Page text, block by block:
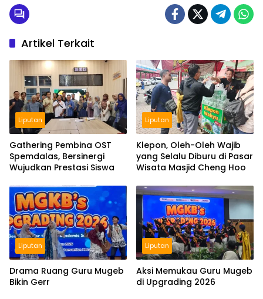
Artikel Terkait
Liputan
Gathering Pembina OST
Spemdalas, Bersinergi
Wujudkan Prestasi Siswa
Liputan
Klepon, Oleh-Oleh Wajib
yang Selalu Diburu di Pasar
Wisata Masjid Cheng Hoo
Liputan
Drama Ruang Guru Mugeb
Bikin Gerr
Liputan
Aksi Memukau Guru Mugeb
di Upgrading 2026